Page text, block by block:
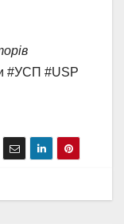
#УСП #USP